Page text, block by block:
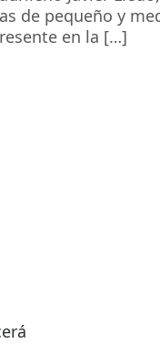
de pequeño y
en la […]